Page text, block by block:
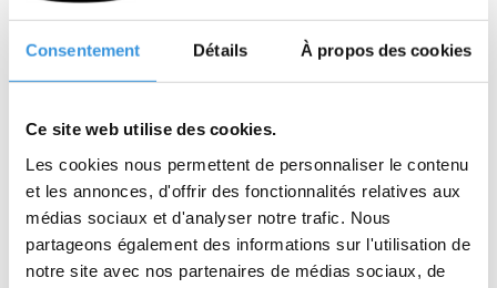
Consentement Détails À propos des cookies
Ce site web utilise des cookies.
Les cookies nous permettent de personnaliser le contenu
et les annonces, d'offrir des fonctionnalités relatives aux
médias sociaux et d'analyser notre trafic. Nous
partageons également des informations sur l'utilisation de
notre site avec nos partenaires de médias sociaux, de
Scoot'n'Pull
€7,95
Sangle de transport
Micro - Noir
€9,95